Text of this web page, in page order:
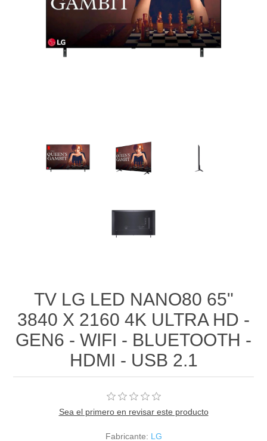
TV LG LED NANO80 65"
3840 X 2160 4K ULTRA HD -
GEN6 - WIFI - BLUETOOTH -
HDMI - USB 2.1
Sea el primero en revisar este producto
Fabricante: LG